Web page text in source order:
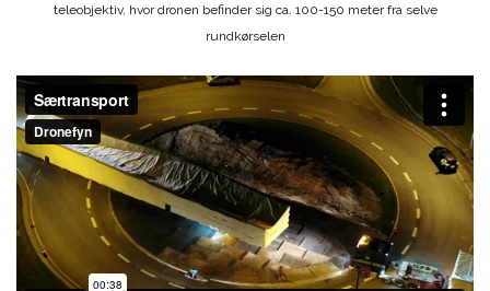
teleobjektiv, hvor dronen befinder sig ca. 100-150 meter fra selve
rundkørselen